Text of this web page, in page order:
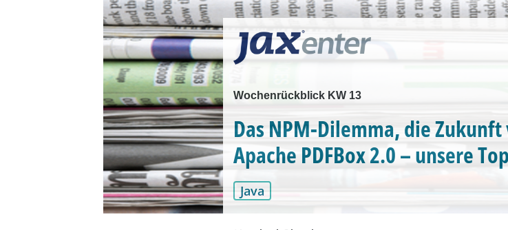
Wochenrückblick KW 13
Das NPM-Dilemma, die Zukunft
Apache PDFBox 2.0 – unsere
Java